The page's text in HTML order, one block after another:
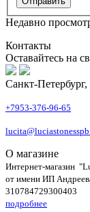
Недавно
Контакты
Оставайтесь на
Санкт-
+7953-376-96-65
О магазине
Интернет-магазин
от имени ИП
310784729300403
подробнее